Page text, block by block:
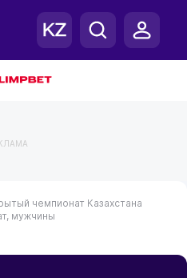
чемпионат Казахстана
мужчины